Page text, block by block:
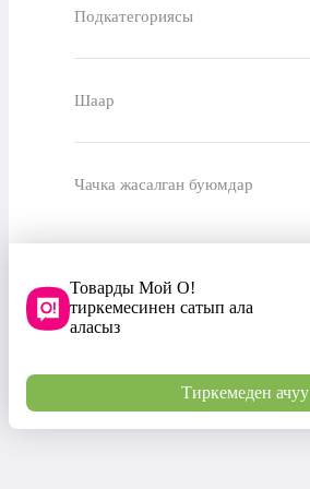
Подкатегориясы
Шаар
Чачка жасалган буюмдар
Товарды Мой О!
тиркемесинен сатып ала
аласыз
Тиркемеден ачуу